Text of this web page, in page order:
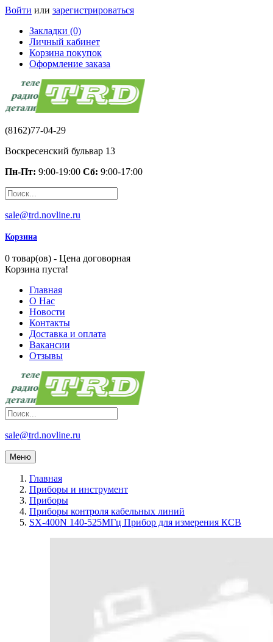
Войти или зарегистрироваться
Закладки (0)
Личный кабинет
Корзина покупок
Оформление заказа
(8162)77-04-29
Воскресенский бульвар 13
Пн-Пт: 9:00-19:00 Сб: 9:00-17:00
sale@trd.novline.ru
Корзина
0 товар(ов) - Цена договорная
Корзина пуста!
Главная
О Нас
Новости
Контакты
Доставка и оплата
Вакансии
Отзывы
sale@trd.novline.ru
Меню
Главная
Приборы и инструмент
Приборы
Приборы контроля кабельных линий
SX-400N 140-525МГц Прибор для измерения КСВ